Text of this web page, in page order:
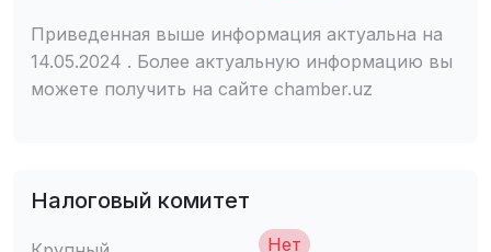
Приведенная выше информация актуальна на
14.05.2024 . Более актуальную информацию вы
можете получить на сайте chamber.uz
Налоговый комитет
Нет